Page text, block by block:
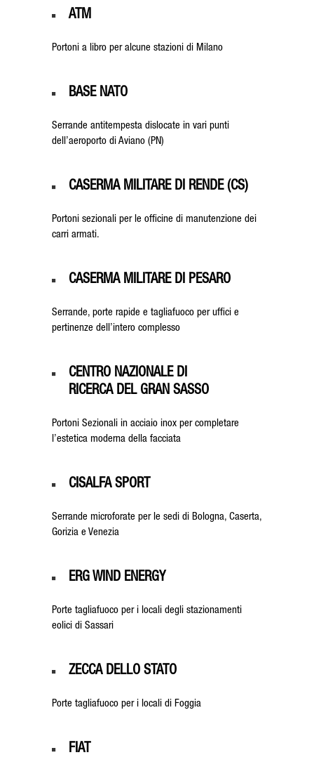
ATM
Portoni a libro per alcune stazioni di Milano
BASE NATO
Serrande antitempesta dislocate in vari punti
dell’aeroporto di Aviano (PN)
CASERMA MILITARE DI RENDE (CS)
Portoni sezionali per le officine di manutenzione dei
carri armati.
CASERMA MILITARE DI PESARO
Serrande, porte rapide e tagliafuoco per uffici e
pertinenze dell’intero complesso
CENTRO NAZIONALE DI
RICERCA DEL GRAN SASSO
Portoni Sezionali in acciaio inox per completare
l’estetica moderna della facciata
CISALFA SPORT
Serrande microforate per le sedi di Bologna, Caserta,
Gorizia e Venezia
ERG WIND ENERGY
Porte tagliafuoco per i locali degli stazionamenti
eolici di Sassari
ZECCA DELLO STATO
Porte tagliafuoco per i locali di Foggia
FIAT